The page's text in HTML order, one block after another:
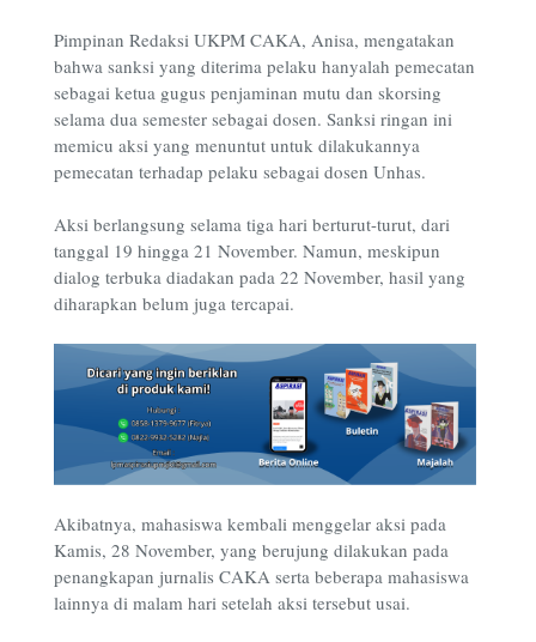
Pimpinan Redaksi UKPM CAKA, Anisa, mengatakan
bahwa sanksi yang diterima pelaku hanyalah pemecatan
sebagai ketua gugus penjaminan mutu dan skorsing
selama dua semester sebagai dosen. Sanksi ringan ini
memicu aksi yang menuntut untuk dilakukannya
pemecatan terhadap pelaku sebagai dosen Unhas.
Aksi berlangsung selama tiga hari berturut-turut, dari
tanggal 19 hingga 21 November. Namun, meskipun
dialog terbuka diadakan pada 22 November, hasil yang
diharapkan belum juga tercapai.
Akibatnya, mahasiswa kembali menggelar aksi pada
Kamis, 28 November, yang berujung dilakukan pada
penangkapan jurnalis CAKA serta beberapa mahasiswa
lainnya di malam hari setelah aksi tersebut usai.